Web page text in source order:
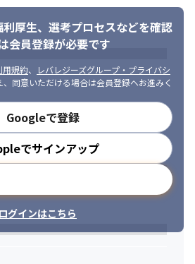
を採用し、アジャイル開発を行ってい
チーム3-8人のチーム構成で開発を進め
週間の単位で「プランニング→開発→レ
クルをまわし、細かい粒度で動くもの
イクルの中で、チーム外の関係者とも
の削減に取り組んでいます。
）の深い知識。
ョン（IAM、MDM、EDR、DLP等）の
as Code（IaC）の実践経
、PKI、KMSなど）に関する知識。
非エンジニアを含むステークホルダー
形成を行う能力。
像
コンディションを管理し、継続的に学
、優先順位をつけて遂行できる方
決したい方
厚生、 選考プロセスなどを確認
会員登録が必要です
用規約、
レバレジーズグループ・プライバシ
、同意いただける場合は会員登録へお進みく
Googleで登録
でサインアップ
ログインはこちら